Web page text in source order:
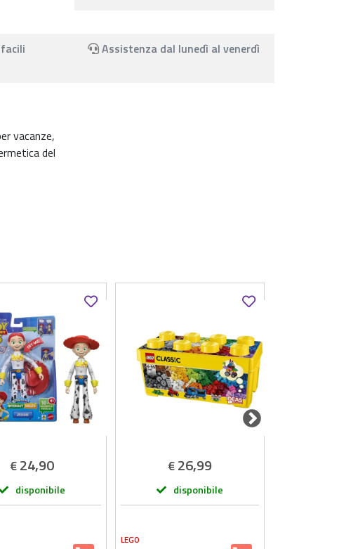
Assistenza dal lunedì al venerdì
vacanze,
del
€24,90
disponibile
€26,99
disponibile
LEGO